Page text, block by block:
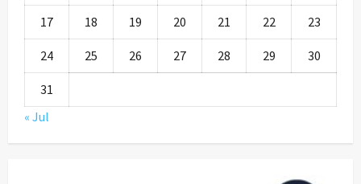
17 18 19 20 21 22 23
24 25 26 27 28 29 30
31
« Jul